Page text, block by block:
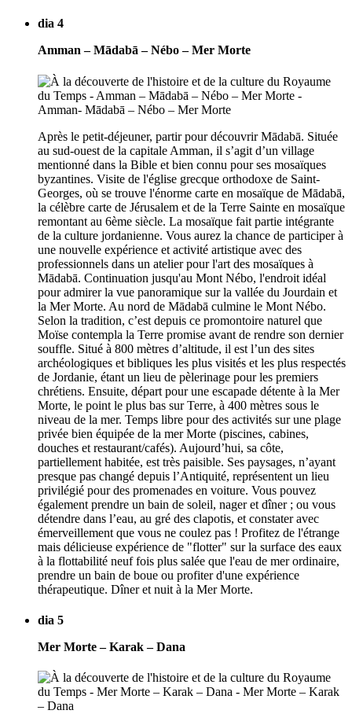
dia 4
Amman – Mādabā – Nébo – Mer Morte
Après le petit-déjeuner, partir pour découvrir Mādabā. Située
au sud-ouest de la capitale Amman, il s’agit d’un village
mentionné dans la Bible et bien connu pour ses mosaïques
byzantines. Visite de l'église grecque orthodoxe de Saint-
Georges, où se trouve l'énorme carte en mosaïque de Mādabā,
la célèbre carte de Jérusalem et de la Terre Sainte en mosaïque
remontant au 6ème siècle. La mosaïque fait partie intégrante
de la culture jordanienne. Vous aurez la chance de participer à
une nouvelle expérience et activité artistique avec des
professionnels dans un atelier pour l'art des mosaïques à
Mādabā. Continuation jusqu'au Mont Nébo, l'endroit idéal
pour admirer la vue panoramique sur la vallée du Jourdain et
la Mer Morte. Au nord de Mādabā culmine le Mont Nébo.
Selon la tradition, c’est depuis ce promontoire naturel que
Moïse contempla la Terre promise avant de rendre son dernier
souffle. Situé à 800 mètres d’altitude, il est l’un des sites
archéologiques et bibliques les plus visités et les plus respectés
de Jordanie, étant un lieu de pèlerinage pour les premiers
chrétiens. Ensuite, départ pour une escapade détente à la Mer
Morte, le point le plus bas sur Terre, à 400 mètres sous le
niveau de la mer. Temps libre pour des activités sur une plage
privée bien équipée de la mer Morte (piscines, cabines,
douches et restaurant/cafés). Aujourd’hui, sa côte,
partiellement habitée, est très paisible. Ses paysages, n’ayant
presque pas changé depuis l’Antiquité, représentent un lieu
privilégié pour des promenades en voiture. Vous pouvez
également prendre un bain de soleil, nager et dîner ; ou vous
détendre dans l’eau, au gré des clapotis, et constater avec
émerveillement que vous ne coulez pas ! Profitez de l'étrange
mais délicieuse expérience de "flotter" sur la surface des eaux
à la flottabilité neuf fois plus salée que l'eau de mer ordinaire,
prendre un bain de boue ou profiter d'une expérience
thérapeutique. Dîner et nuit à la Mer Morte.
dia 5
Mer Morte – Karak – Dana